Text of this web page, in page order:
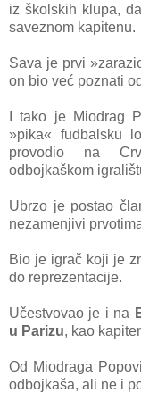
iz školskih klupa,
saveznom kapitenu.
Sava je prvi
on bio već poznati
I tako je Miodrag
»pika« fudbalsku
provodio na
odbojkaškom
Ubrzo je postao
nezamenjivi
Bio je igrač koji je
do reprezentacije.
Učestvovao je i na
u Parizu, kao
Od Miodraga
odbojkaša, ali ne i